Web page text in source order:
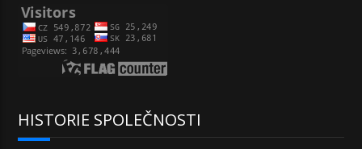
HISTORIE SPOLEČNOSTI